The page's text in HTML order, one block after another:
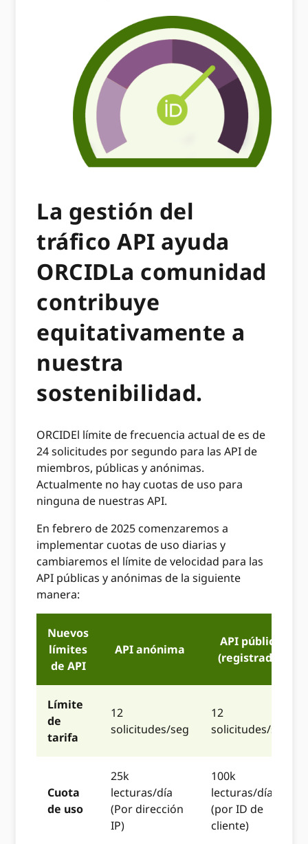
La gestión del
tráfico API ayuda
ORCIDLa comunidad
contribuye
equitativamente a
nuestra
sostenibilidad.
ORCIDEl límite de frecuencia actual de es de
24 solicitudes por segundo para las API de
miembros, públicas y anónimas.
Actualmente no hay cuotas de uso para
ninguna de nuestras API.
En febrero de 2025 comenzaremos a
implementar cuotas de uso diarias y
cambiaremos el límite de velocidad para las
API públicas y anónimas de la siguiente
manera:
Nuevos
límites
de API
API anónima
API pública
(registrada)
Límite
de
tarifa
12
solicitudes/seg
12
solicitudes/seg
Cuota
de uso
25k
lecturas/día
(Por dirección
IP)
100k
lecturas/día
(por ID de
cliente)